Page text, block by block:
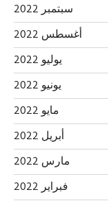
سبتمبر 2022
أغسطس 2022
يوليو 2022
يونيو 2022
مايو 2022
أبريل 2022
مارس 2022
فبراير 2022